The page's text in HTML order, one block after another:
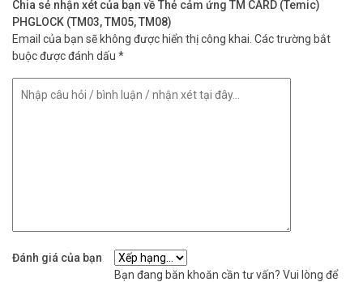
Chia sẻ nhận xét của bạn về Thẻ cảm ứng TM CARD (Temic)
PHGLOCK (TM03, TM05, TM08)
Email của bạn sẽ không được hiển thị công khai. Các trường bắt
buộc được đánh dấu *
Đánh giá của bạn
Bạn đang băn khoăn cần tư vấn? Vui lòng để